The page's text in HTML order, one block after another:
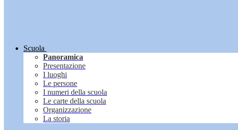
Scuola
Panoramica
Presentazione
I luoghi
Le persone
I numeri della scuola
Le carte della scuola
Organizzazione
La storia